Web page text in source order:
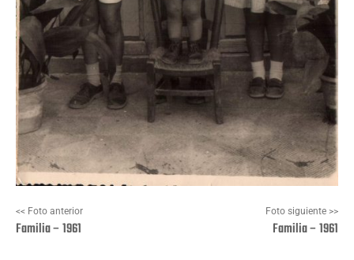
<< Foto anterior
Familia – 1961
Foto siguiente >>
Familia – 1961